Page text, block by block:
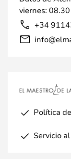
viernes:
+34
Política
Servicio